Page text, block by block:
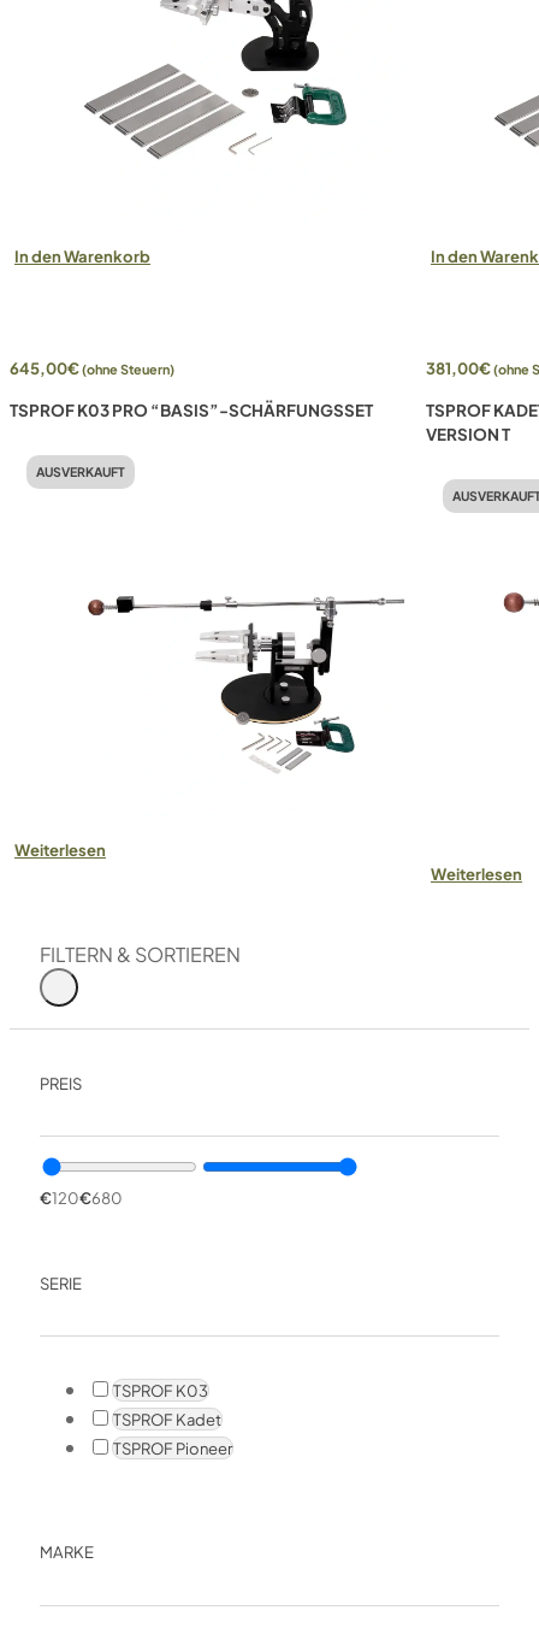
In den Warenkorb In den
645,00€(ohne Steuern)
TSPROF K03 PRO “BASIS”-SCHÄRFUNGSSET
AUSVERKAUFT
Weiterlesen
381,00€(ohne
TSPROF
VERSION T
Weiterlesen
FILTERN & SORTIEREN
PREIS
€120€680
SERIE
TSPROF K03
TSPROF Kadet
TSPROF Pioneer
MARKE